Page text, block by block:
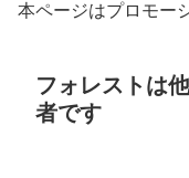
本ページはプロモー
フォレストは
者です